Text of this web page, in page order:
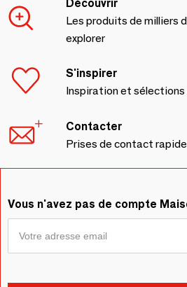
Découvrir
Les produits de milliers
explorer
S'inspirer
Inspiration et
Contacter
Prises de contact
Vous n'avez pas de compte